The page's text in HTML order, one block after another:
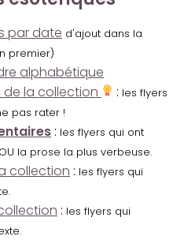
par date d'ajout dans la
premier)
alphabétique
de la collection : les flyers
pas rater !
: les flyers qui ont
la prose la plus verbeuse.
collection : les flyers qui
: les flyers qui